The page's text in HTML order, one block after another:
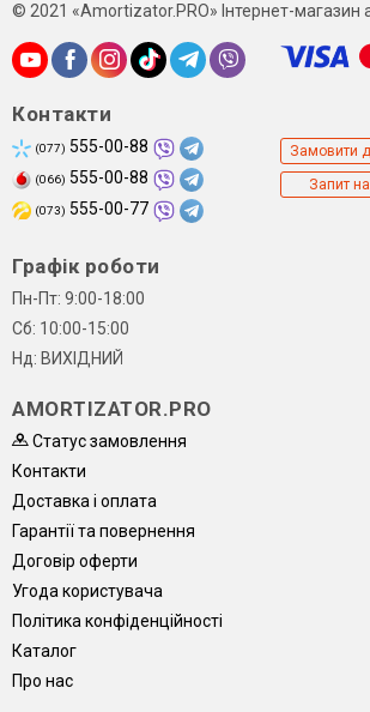
© 2021 «Amortizator.PRO» Інтернет-магазин
Контакти
(077) 555-00-88
(066) 555-00-88
(073) 555-00-77
Замовити
Запит
Графік роботи
Пн-Пт: 9:00-18:00
Сб: 10:00-15:00
Нд: ВИХІДНИЙ
AMORTIZATOR.PRO
Статус замовлення
Контакти
Доставка і оплата
Гарантії та повернення
Договір оферти
Угода користувача
Політика конфіденційності
Каталог
Про нас